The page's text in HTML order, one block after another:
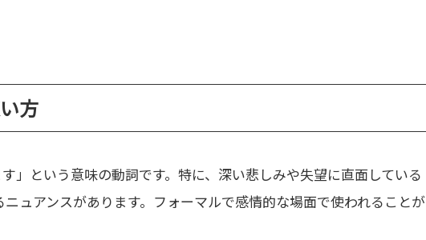
方
」という意味の動詞です。特に、深い悲しみや失望に直面している
ュアンスがあります。フォーマルで感情的な場面で使われることが